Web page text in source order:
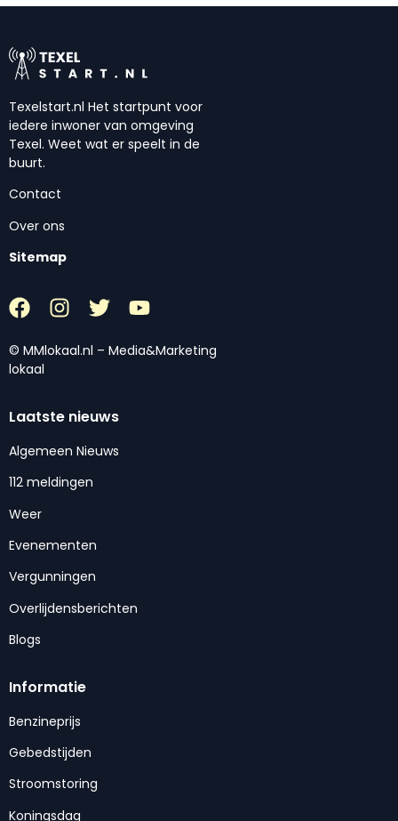
Texelstart.nl Het startpunt voor
iedere inwoner van omgeving
Texel. Weet wat er speelt in de
buurt.
Contact
Over ons
Sitemap
© MMlokaal.nl – Media&Marketing
lokaal
Laatste nieuws
Algemeen Nieuws
112 meldingen
Weer
Evenementen
Vergunningen
Overlijdensberichten
Blogs
Informatie
Benzineprijs
Gebedstijden
Stroomstoring
Koningsdag